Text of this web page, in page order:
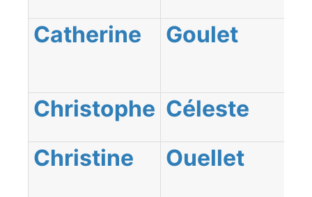
Catherine Goulet
Christophe Céleste
Christine
Ouellet